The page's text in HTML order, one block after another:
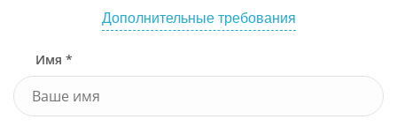
Дополнительные требования
Имя *